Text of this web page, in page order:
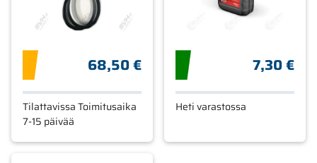
68,50 €
Tilattavissa Toimitusaika
7-15 päivää
7,30 €
Heti varastossa